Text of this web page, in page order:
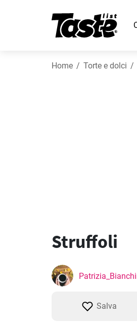
Home Torte e dolci
Struffoli
Salva